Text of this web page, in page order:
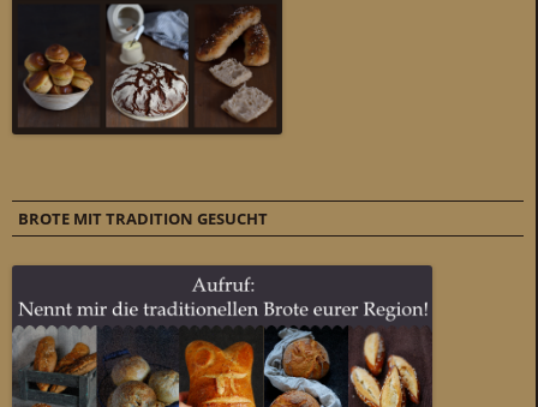
BROTE MIT TRADITION GESUCHT